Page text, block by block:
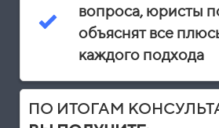
вопроса, юристы
объяснят все
каждого подхода
ПО ИТОГАМ